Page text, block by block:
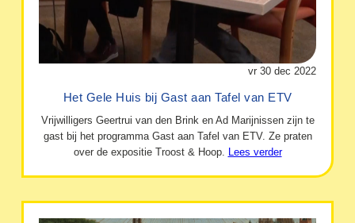
vr 30 dec 2022
Het Gele Huis bij Gast aan Tafel van ETV
Vrijwilligers Geertrui van den Brink en Ad Marijnissen zijn te
gast bij het programma Gast aan Tafel van ETV. Ze praten
over de expositie Troost & Hoop. Lees verder